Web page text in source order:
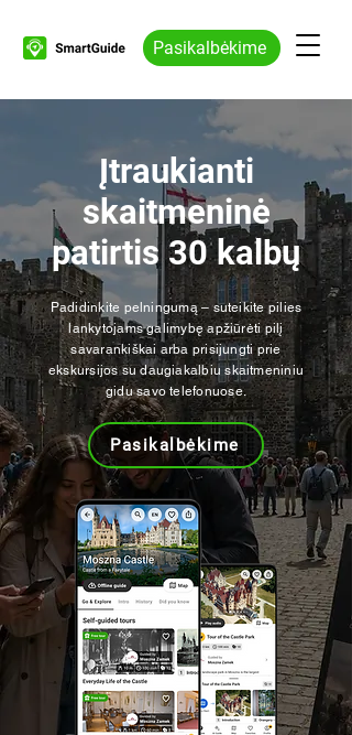
Pasikalbėkime
Įtraukianti
skaitmeninė
patirtis 30 kalbų
Padidinkite pelningumą – suteikite pilies
lankytojams galimybę apžiūrėti pilį
savarankiškai arba prisijungti prie
ekskursijos su daugiakalbiu skaitmeniniu
gidu savo telefonuose.
Pasikalbėkime